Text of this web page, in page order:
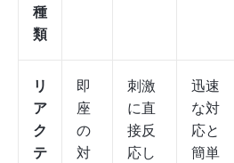
種
類
リ
ア
ク
テ
即
座
の
対
刺激
に直
接反
応し
迅速
な対
応と
簡単